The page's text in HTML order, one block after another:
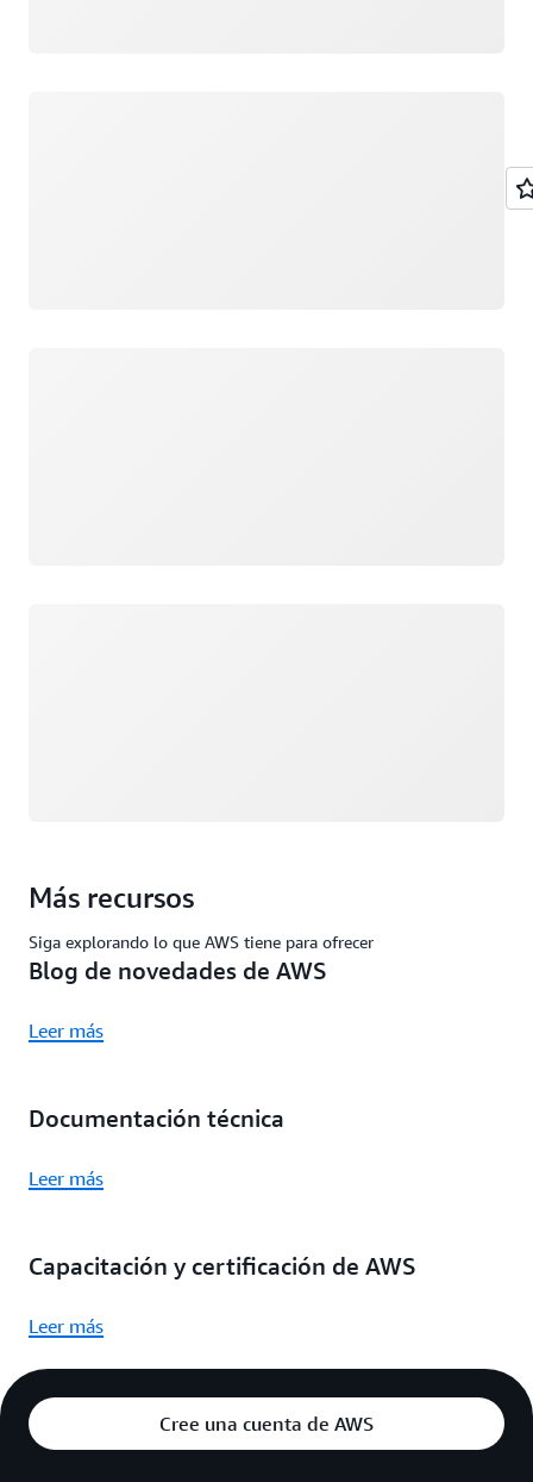
Más recursos
Siga explorando lo que AWS tiene para ofrecer
Blog de novedades de AWS
Leer más
Documentación técnica
Leer más
Capacitación y certificación de AWS
Leer más
Cree una cuenta de AWS